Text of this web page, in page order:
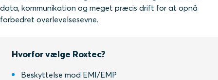
data, kommunikation og meget præcis drift for at opnå
forbedret overlevelsesevne.
Hvorfor vælge Roxtec?
Beskyttelse mod EMI/EMP